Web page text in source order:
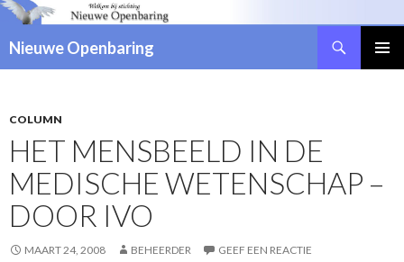
Nieuwe Openbaring
SPRINGEN
COLUMN
HET MENSBEELD IN DE
MEDISCHE WETENSCHAP –
DOOR IVO
MAART 24, 2008 BEHEERDER GEEF EEN REACTIE